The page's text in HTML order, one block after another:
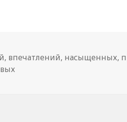
, впечатлений, насыщенных,